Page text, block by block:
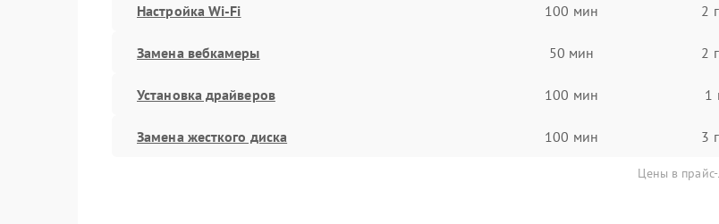
Настройка Wi-Fi 100 мин 2
Замена вебкамеры 50 мин 2
Установка драйверов 100 мин 1
Замена жесткого диска 100 мин 3
Цены в прайс-